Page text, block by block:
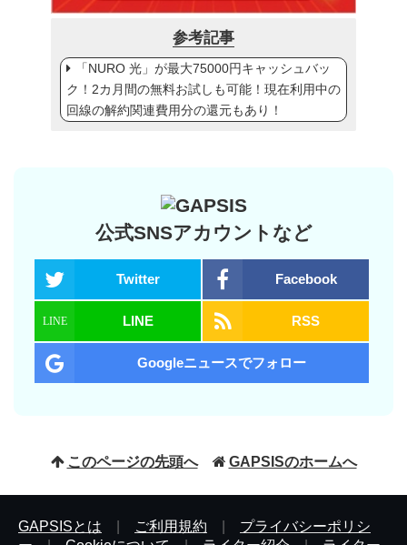
参考記事
「NURO 光」が最大75000円キャッシュバッ
ク！2カ月間の無料お試しも可能！現在利用中の
回線の解約関連費用分の還元もあり！
公式SNSアカウントなど
Twitter Facebook
LINE RSS
Googleニュースでフォロー
このページの先頭へ GAPSISのホームへ
GAPSISとは ご利用規約
プライバシーポリシ